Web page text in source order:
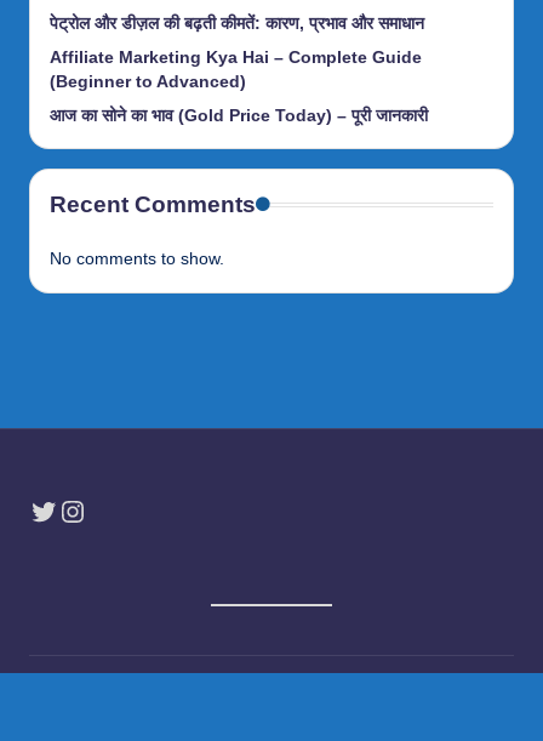
पेट्रोल और डीज़ल की बढ़ती कीमतें: कारण, प्रभाव और समाधान
Affiliate Marketing Kya Hai – Complete Guide
(Beginner to Advanced)
आज का सोने का भाव (Gold Price Today) – पूरी जानकारी
Recent Comments
No comments to show.
Twitter
Instagram